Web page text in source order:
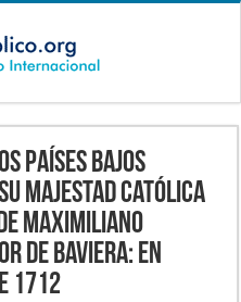
Países Bajos
Majestad católica
Maximiliano
de Baviera: en
1712